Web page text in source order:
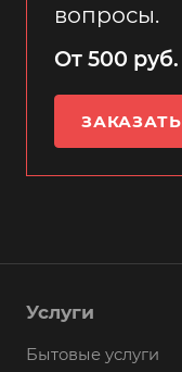
вопросы.
От 500 руб.
ЗАКАЗАТЬ
Услуги
Бытовые услуги